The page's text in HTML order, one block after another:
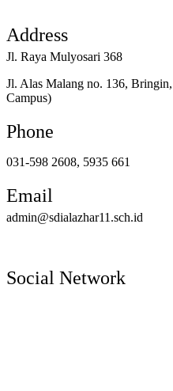
Address
Jl. Raya Mulyosari 368
Jl. Alas Malang no. 136,
Campus)
Phone
031-598 2608, 5935 661
Email
admin@sdialazhar11.sch.id
Social Network